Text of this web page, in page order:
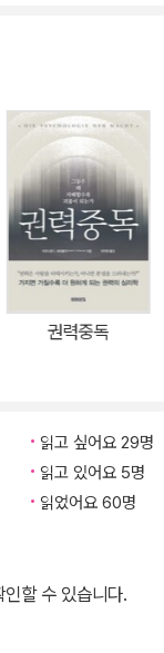
의 시대’를 살고 있
까.” 전 세계
망이 어떻게 세상을
가 새롭게 던지는 질
하여》에서 그는 이
려 애썼던 ‘불완전
예상치 못한 오류
낼 수 없는 인간만
인
프랭클린, 자신의 A
음악프로듀서 브라
성취를 거둔 수학자
정의되지 않는 인간
라는 이름 아래 모
있게 만드는 것은
권력중독
읽고 싶어요 29명
읽고 있어요 5명
읽었어요 60명
할 수 있습니다.